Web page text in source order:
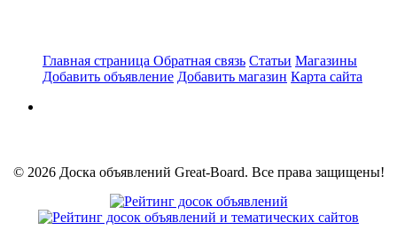
Главная страница Обратная связь Статьи Магазины
Добавить объявление Добавить магазин Карта сайта
© 2026 Доска объявлений Great-Board. Все права защищены!